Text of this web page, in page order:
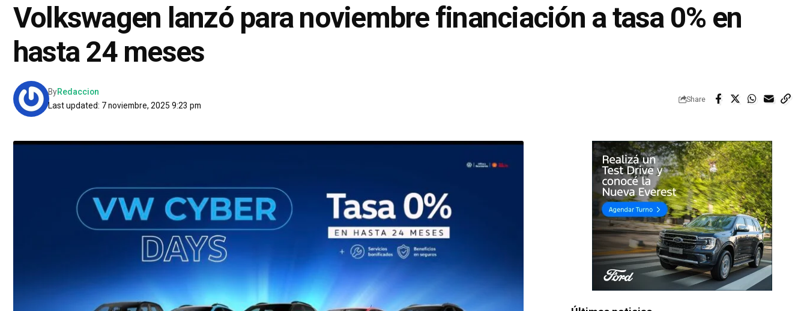
Volkswagen lanzó para noviembre financiación a tasa 0% en
hasta 24 meses
Last updated: 7 noviembre, 2025 9:23 pm
ByRedaccion
Share